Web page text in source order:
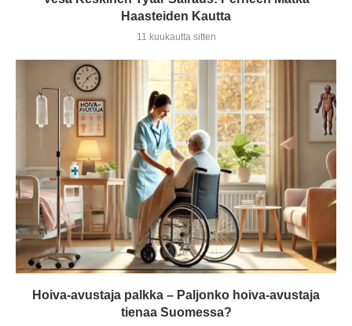
Haasteiden Kautta
11 kuukautta sitten
Hoiva-avustaja palkka – Paljonko hoiva-avustaja
tienaa Suomessa?